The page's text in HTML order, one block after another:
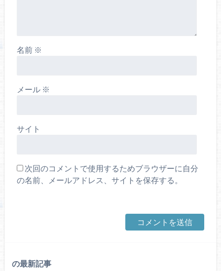
名前 ※
メール ※
サイト
次回のコメントで使用するためブラウザーに自分
の名前、メールアドレス、サイトを保存する。
の最新記事